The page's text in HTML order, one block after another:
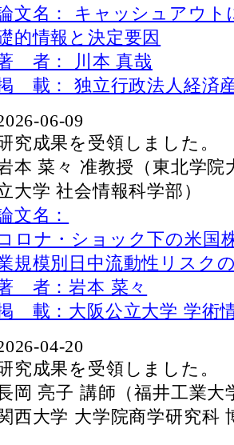
文名： キャッシュアウト
的情報と決定要因
者： 川本 真哉
載： 独立行政法人経済
06-09
究成果を受領しました。
本 菜々 准教授（東北学
大学 社会情報科学部）
文名：
ロナ・ショック下の米国
規模別日中流動性リスク
者：岩本 菜々
載：大阪公立大学 学術
04-20
究成果を受領しました。
岡 亮子 講師（福井工業
西大学 大学院商学研究科